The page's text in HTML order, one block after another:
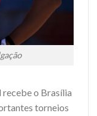
recebe o Brasília
torneios